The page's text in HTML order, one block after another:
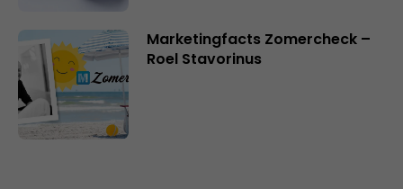
Marketingfacts Zomercheck –
Roel Stavorinus